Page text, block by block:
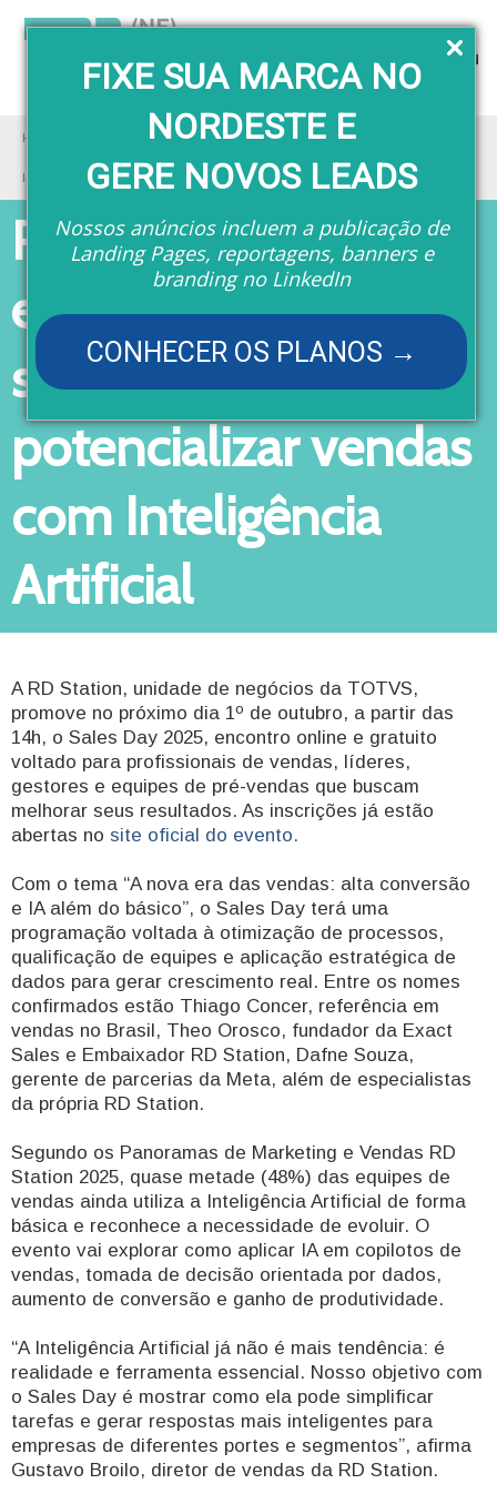
FIXE SUA MARCA NO
NORDESTE E
GERE NOVOS LEADS
Nossos anúncios incluem a publicação de
Landing Pages, reportagens, banners e
branding no LinkedIn
CONHECER OS PLANOS →
Menu
Home
Inteligência Artificial
RD Station promove
evento gratuito
sobre como
potencializar vendas
com Inteligência
Artificial
A RD Station, unidade de negócios da TOTVS,
promove no próximo dia 1º de outubro, a partir das
14h, o Sales Day 2025, encontro online e gratuito
voltado para profissionais de vendas, líderes,
gestores e equipes de pré-vendas que buscam
melhorar seus resultados. As inscrições já estão
abertas no site oficial do evento.
Com o tema “A nova era das vendas: alta conversão
e IA além do básico”, o Sales Day terá uma
programação voltada à otimização de processos,
qualificação de equipes e aplicação estratégica de
dados para gerar crescimento real. Entre os nomes
confirmados estão Thiago Concer, referência em
vendas no Brasil, Theo Orosco, fundador da Exact
Sales e Embaixador RD Station, Dafne Souza,
gerente de parcerias da Meta, além de especialistas
da própria RD Station.
Segundo os Panoramas de Marketing e Vendas RD
Station 2025, quase metade (48%) das equipes de
vendas ainda utiliza a Inteligência Artificial de forma
básica e reconhece a necessidade de evoluir. O
evento vai explorar como aplicar IA em copilotos de
vendas, tomada de decisão orientada por dados,
aumento de conversão e ganho de produtividade.
“A Inteligência Artificial já não é mais tendência: é
realidade e ferramenta essencial. Nosso objetivo com
o Sales Day é mostrar como ela pode simplificar
tarefas e gerar respostas mais inteligentes para
empresas de diferentes portes e segmentos”, afirma
Gustavo Broilo, diretor de vendas da RD Station.